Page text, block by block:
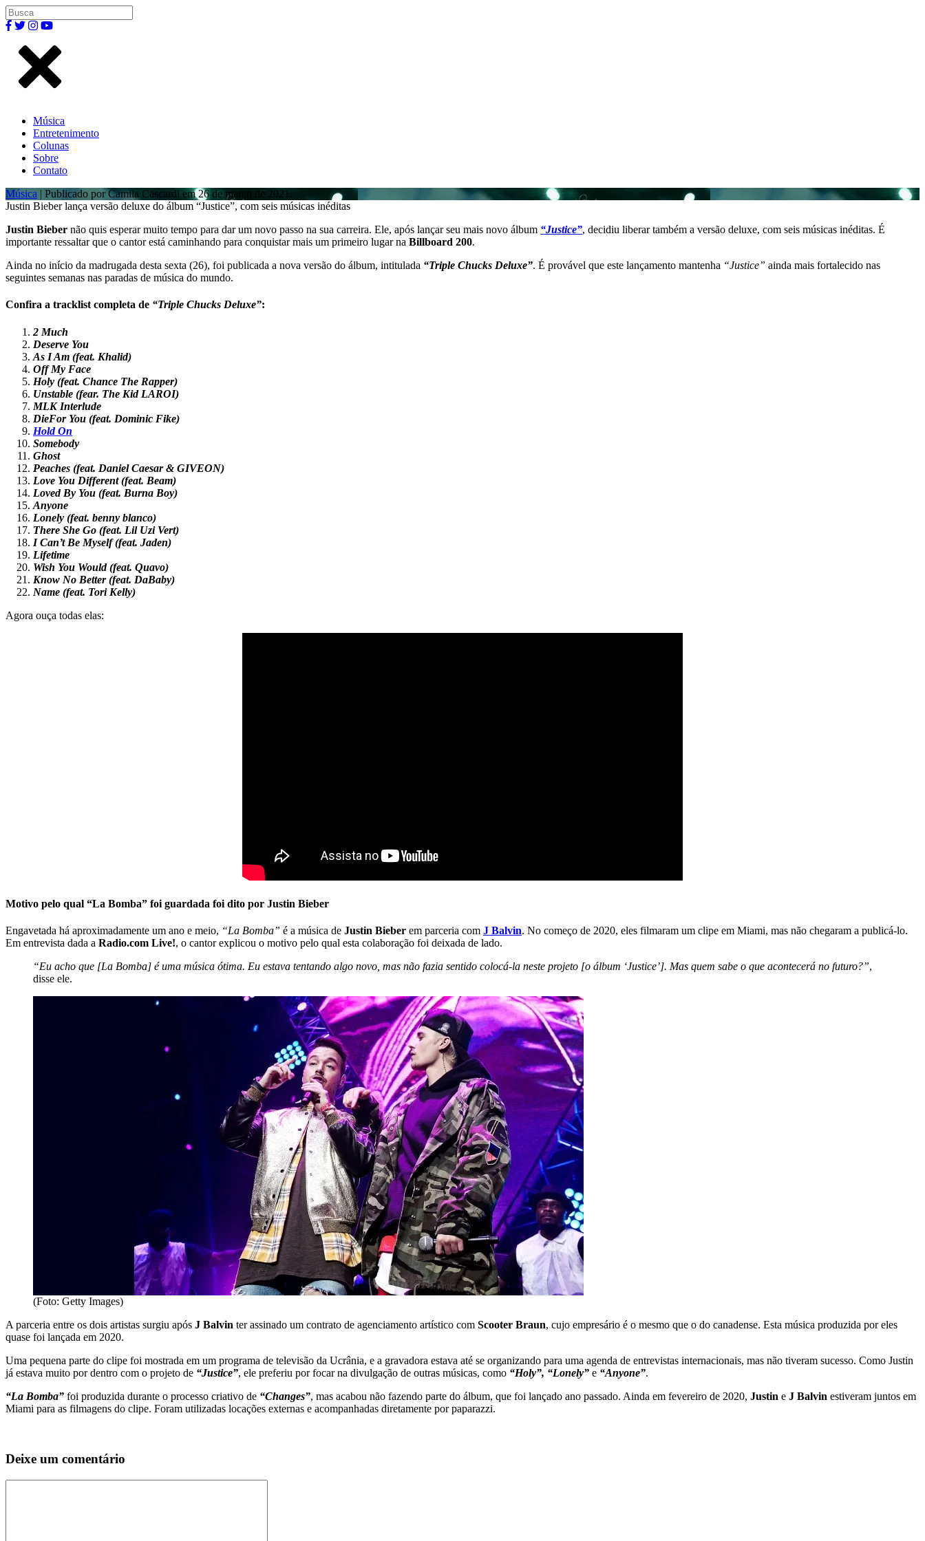
Música
Entretenimento
Colunas
Sobre
Contato
Música | Publicado por Camila Cascardi em 26 de março de 2021.
Justin Bieber lança versão deluxe do álbum “Justice”, com seis músicas inéditas
Justin Bieber não quis esperar muito tempo para dar um novo passo na sua carreira. Ele, após lançar seu mais novo álbum “Justice”, decidiu liberar também a versão deluxe, com seis músicas inéditas. É
importante ressaltar que o cantor está caminhando para conquistar mais um primeiro lugar na Billboard 200.
Ainda no início da madrugada desta sexta (26), foi publicada a nova versão do álbum, intitulada “Triple Chucks Deluxe”. É provável que este lançamento mantenha “Justice” ainda mais fortalecido nas
seguintes semanas nas paradas de música do mundo.
Confira a tracklist completa de “Triple Chucks Deluxe”:
2 Much
Deserve You
As I Am (feat. Khalid)
Off My Face
Holy (feat. Chance The Rapper)
Unstable (fear. The Kid LAROI)
MLK Interlude
DieFor You (feat. Dominic Fike)
Hold On
Somebody
Ghost
Peaches (feat. Daniel Caesar & GIVEON)
Love You Different (feat. Beam)
Loved By You (feat. Burna Boy)
Anyone
Lonely (feat. benny blanco)
There She Go (feat. Lil Uzi Vert)
I Can’t Be Myself (feat. Jaden)
Lifetime
Wish You Would (feat. Quavo)
Know No Better (feat. DaBaby)
Name (feat. Tori Kelly)
Agora ouça todas elas:
Motivo pelo qual “La Bomba” foi guardada foi dito por Justin Bieber
Engavetada há aproximadamente um ano e meio, “La Bomba” é a música de Justin Bieber em parceria com J Balvin. No começo de 2020, eles filmaram um clipe em Miami, mas não chegaram a publicá-lo.
Em entrevista dada a Radio.com Live!, o cantor explicou o motivo pelo qual esta colaboração foi deixada de lado.
“Eu acho que [La Bomba] é uma música ótima. Eu estava tentando algo novo, mas não fazia sentido colocá-la neste projeto [o álbum ‘Justice’]. Mas quem sabe o que acontecerá no futuro?”,
disse ele.
(Foto: Getty Images)
A parceria entre os dois artistas surgiu após J Balvin ter assinado um contrato de agenciamento artístico com Scooter Braun, cujo empresário é o mesmo que o do canadense. Esta música produzida por eles
quase foi lançada em 2020.
Uma pequena parte do clipe foi mostrada em um programa de televisão da Ucrânia, e a gravadora estava até se organizando para uma agenda de entrevistas internacionais, mas não tiveram sucesso. Como Justin
já estava muito por dentro com o projeto de “Justice”, ele preferiu por focar na divulgação de outras músicas, como “Holy”, “Lonely” e “Anyone”.
“La Bomba” foi produzida durante o processo criativo de “Changes”, mas acabou não fazendo parte do álbum, que foi lançado ano passado. Ainda em fevereiro de 2020, Justin e J Balvin estiveram juntos em
Miami para as filmagens do clipe. Foram utilizadas locações externas e acompanhadas diretamente por paparazzi.
Deixe um comentário